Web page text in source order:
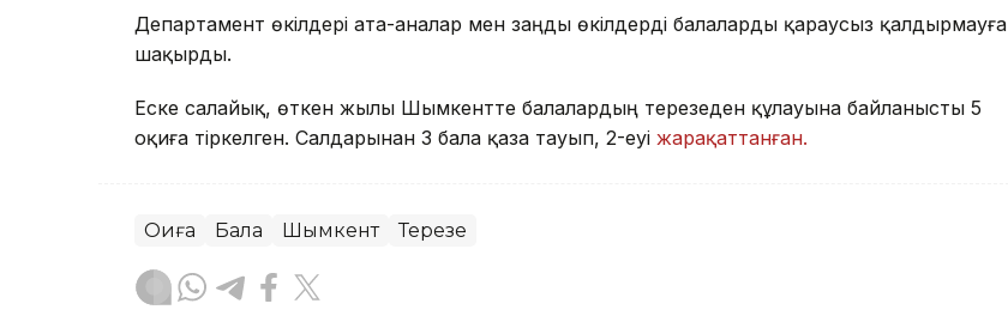
Департамент өкілдері ата-аналар мен заңды өкілдерді балаларды қараусыз қалдырмауға
шақырды.
Еске салайық, өткен жылы Шымкентте балалардың терезеден құлауына байланысты 5
оқиға тіркелген. Салдарынан 3 бала қаза тауып, 2-еуі жарақаттанған.
Оқиға Бала Шымкент Терезе